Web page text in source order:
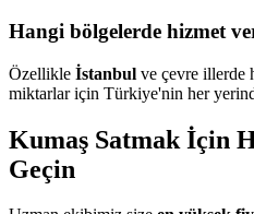
Hangi bölgelerde hizmet
Özellikle İstanbul ve çevre illerde
miktarlar için Türkiye'nin her
Kumaş Satmak İçin
Geçin